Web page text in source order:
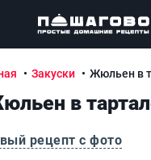
Закуски Жюльен в
в
рецепт с фото